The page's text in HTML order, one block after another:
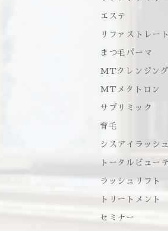
エステ
リファストレー
まつ毛パーマ
MTクレンジング
MTメタトロン
サブリミック
育毛
シスアイラッシュ
トータルビュー
ラッシュリフト
トリートメント
セミナー